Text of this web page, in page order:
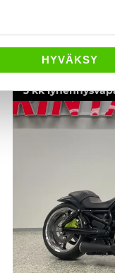
HYVÄKSY
3 kk